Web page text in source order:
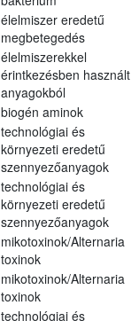
élelmiszer eredetű
megbetegedés
élelmiszerekkel
érintkezésben használt
anyagokból
biogén aminok
technológiai és
környezeti eredetű
szennyezőanyagok
technológiai és
környezeti eredetű
szennyezőanyagok
mikotoxinok/Alternaria
toxinok
mikotoxinok/Alternaria
toxinok
technológiai és